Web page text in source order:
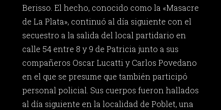
Berisso. El hecho, conocido como la «Masacre
de La Plata», continuó al día siguiente con el
secuestro a la salida del local partidario en
calle 54 entre 8 y 9 de Patricia junto a sus
compañeros Oscar Lucatti y Carlos Povedano
en el que se presume que también participó
personal policial. Sus cuerpos fueron hallados
al día siguiente en la localidad de Poblet, una